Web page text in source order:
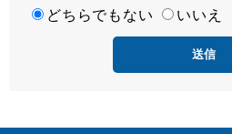
易 どちらでもない
いいえ